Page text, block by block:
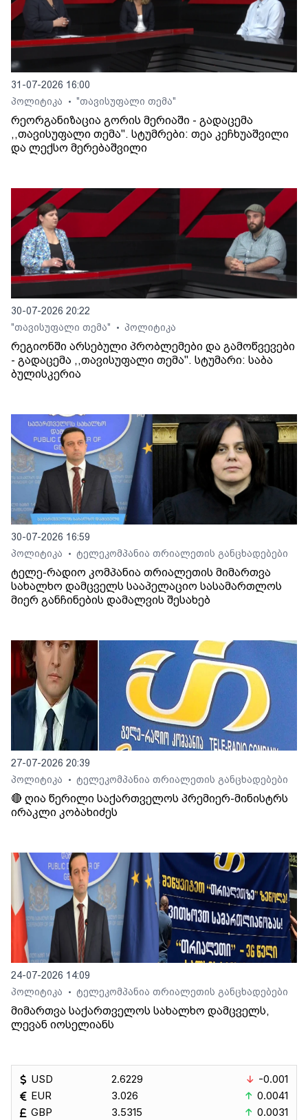
31-07-2026 16:00
პოლიტიკა
• "თავისუფალი თემა"
რეორგანიზაცია გორის მერიაში - გადაცემა
,,თავისუფალი თემა". სტუმრები: თეა კეჩხუაშვილი
და ლექსო მერებაშვილი
30-07-2026 20:22
"თავისუფალი თემა"
• პოლიტიკა
რეგიონში არსებული პრობლემები და გამოწვევები
- გადაცემა ,,თავისუფალი თემა". სტუმარი: საბა
ბულისკერია
30-07-2026 16:59
პოლიტიკა
• ტელეკომპანია თრიალეთის განცხადებები
ტელე-რადიო კომპანია თრიალეთის მიმართვა
სახალხო დამცველს სააპელაციო სასამართლოს
მიერ განჩინების დამალვის შესახებ
27-07-2026 20:39
პოლიტიკა
• ტელეკომპანია თრიალეთის განცხადებები
🔴 ღია წერილი საქართველოს პრემიერ-მინისტრს
ირაკლი კობახიძეს
24-07-2026 14:09
პოლიტიკა
• ტელეკომპანია თრიალეთის განცხადებები
მიმართვა საქართველოს სახალხო დამცველს,
ლევან იოსელიანს
USD
EUR
GBP
2.6229
3.026
3.5315
-0.001
0.0041
0.0031